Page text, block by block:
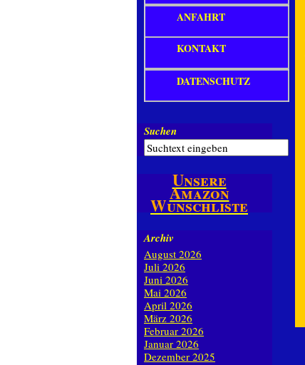
ANFAHRT
KONTAKT
DATENSCHUTZ
Suchen
Unsere
Amazon
Wunschliste
Archiv
August 2026
Juli 2026
Juni 2026
Mai 2026
April 2026
März 2026
Februar 2026
Januar 2026
Dezember 2025